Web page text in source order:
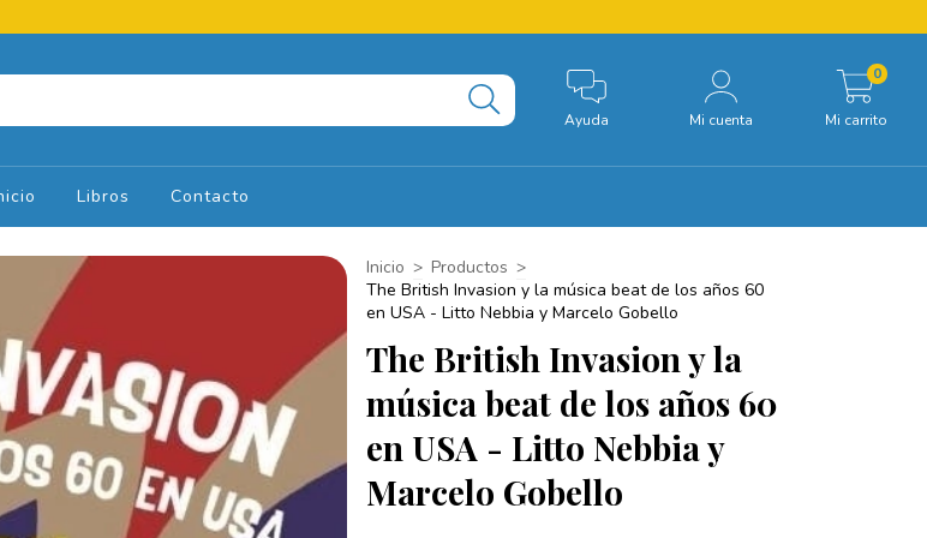
Ayuda Mi cuenta Mi carrito
0
Libros Contacto
Inicio > Productos >
The British Invasion y la música beat de los años 60
en USA - Litto Nebbia y Marcelo Gobello
The British Invasion y la
música beat de los años 60
en USA - Litto Nebbia y
Marcelo Gobello